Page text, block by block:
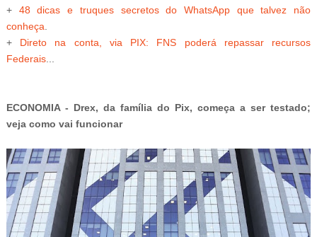
+ 48 dicas e truques secretos do WhatsApp que talvez não
conheça
+ Direto na conta, via PIX: FNS poderá repassar recursos
Federais...
ECONOMIA - Drex, da família do Pix, começa a ser testado;
veja como vai funcionar